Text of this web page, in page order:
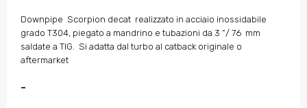
Downpipe Scorpion decat realizzato in acciaio inossidabile
grado T304, piegato a mandrino e tubazioni da 3 “/ 76 mm
saldate a TIG. Si adatta dal turbo al catback originale o
aftermarket
–